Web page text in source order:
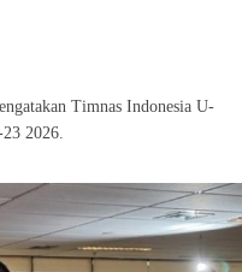
Timnas Indonesia U-
2026.